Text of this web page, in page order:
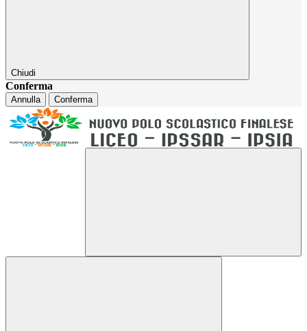
Chiudi
Conferma
Annulla Conferma